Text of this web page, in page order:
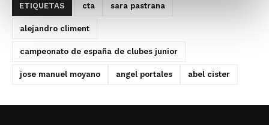
ETIQUETAS cta sara pastrana
alejandro climent
campeonato de españa de clubes junior
jose manuel moyano angel portales abel cister